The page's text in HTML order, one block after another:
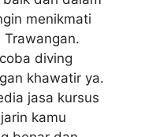
menikmati
diving
khawatir ya.
jasa kursus
kamu